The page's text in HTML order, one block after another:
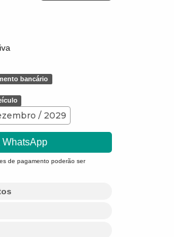
bancário
/ 2029
WhatsApp
de pagamento poderão ser